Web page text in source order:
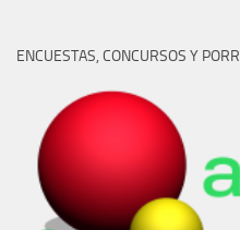
ENCUESTAS, CONCURSOS Y